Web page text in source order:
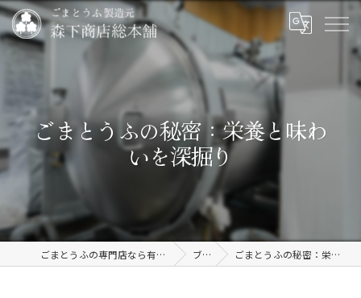
ごまとうふの秘密：栄養と味わ
いを深掘り
ごまとうふの専門店なら有限会社森下商店総本舗 ブログ ごまとうふの秘密：栄養と味わいを深掘り